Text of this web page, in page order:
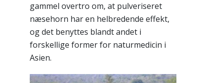
gammel overtro om, at pulveriseret
næsehorn har en helbredende effekt,
og det benyttes blandt andet i
forskellige former for naturmedicin i
Asien.